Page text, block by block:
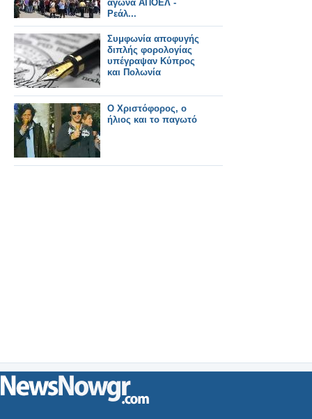
αγώνα ΑΠΟΕΛ -
Ρεάλ...
Συμφωνία αποφυγής
διπλής φορολογίας
υπέγραψαν Κύπρος
και Πολωνία
Ο Χριστόφορος, ο
ήλιος και το παγωτό